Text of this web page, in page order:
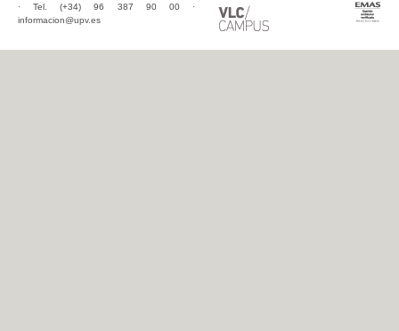
· Tel. (+34) 96 387 90 00 ·
informacion@upv.es